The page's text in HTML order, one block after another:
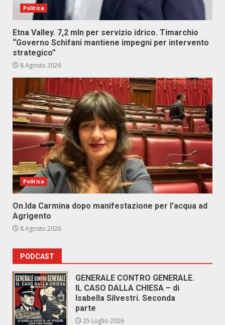
Politica
Etna Valley. 7,2 mln per servizio idrico. Timarchio
“Governo Schifani mantiene impegni per intervento
strategico”
8 Agosto 2026
Politica
On.Ida Carmina dopo manifestazione per l’acqua ad
Agrigento
8 Agosto 2026
PODCAST
GENERALE CONTRO GENERALE.
IL CASO DALLA CHIESA – di
Isabella Silvestri. Seconda
parte
25 Luglio 2026